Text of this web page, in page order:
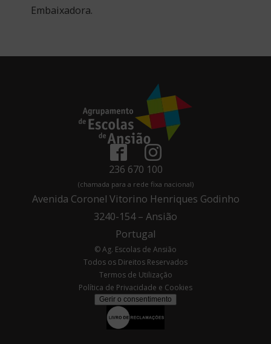
Embaixadora.
236 670 100
(chamada para a rede fixa nacional)
Avenida Coronel Vitorino Henriques Godinho
3240-154 – Ansião
Portugal
© Ag. Escolas de Ansião
Todos os Direitos Reservados
Termos de Utilização
Política de Privacidade e Cookies
Gerir o consentimento